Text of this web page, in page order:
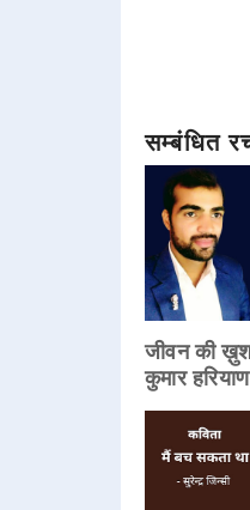
सम्बंधित
जीवन की
कुमार